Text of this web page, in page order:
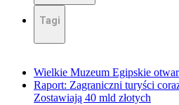
Tagi
Wielkie Muzeum Egipskie
Raport: Zagraniczni turyści
Zostawiają 40 mld złotych